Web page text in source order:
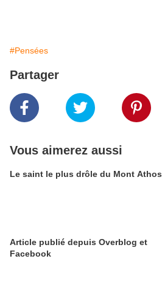
#Pensées
Partager
Vous aimerez aussi
Le saint le plus drôle du Mont Athos
Article publié depuis Overblog et
Facebook